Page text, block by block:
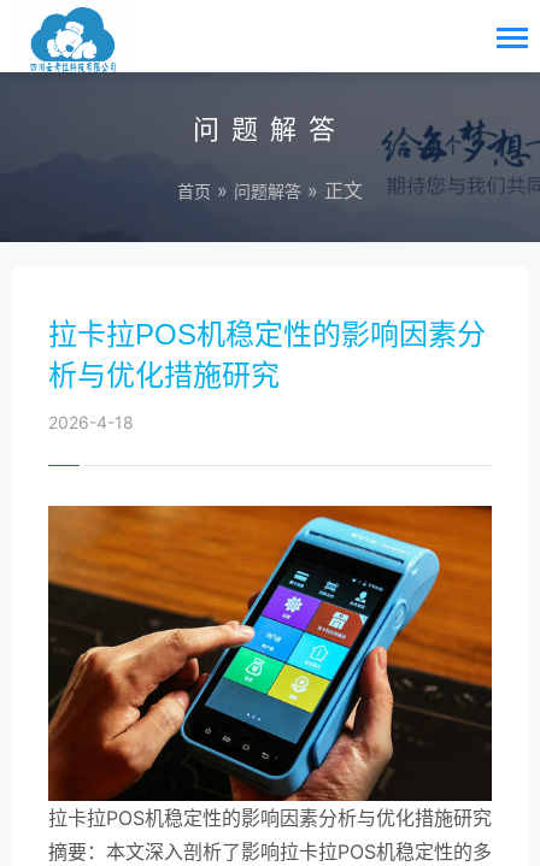
问题解答
首页 » 问题解答 » 正文
拉卡拉POS机稳定性的影响因素分
析与优化措施研究
2026-4-18
拉卡拉POS机稳定性的影响因素分析与优化措施研究
摘要：本文深入剖析了影响拉卡拉POS机稳定性的多